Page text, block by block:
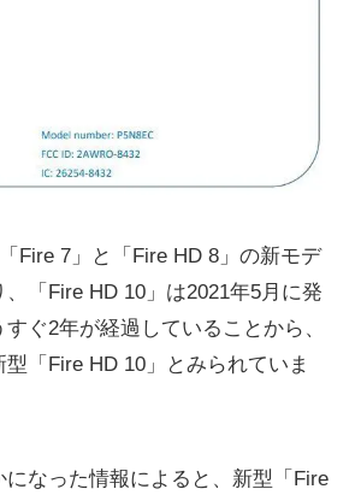
Fire 7」と「Fire HD 8」の新モデ
「Fire HD 10」は2021年5月に発
ぐ2年が経過していることから、
「Fire HD 10」とみられていま
になった情報によると、新型「Fire